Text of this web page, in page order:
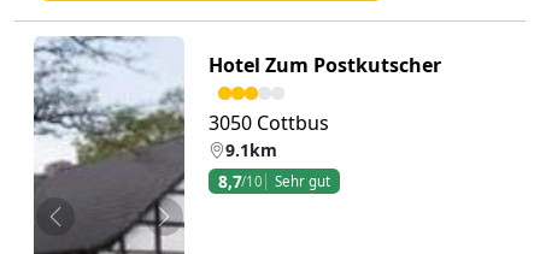
Zurück Weiter
Hotel Zum Postkutscher
3050 Cottbus
9.1km
8,7/10 Sehr gut